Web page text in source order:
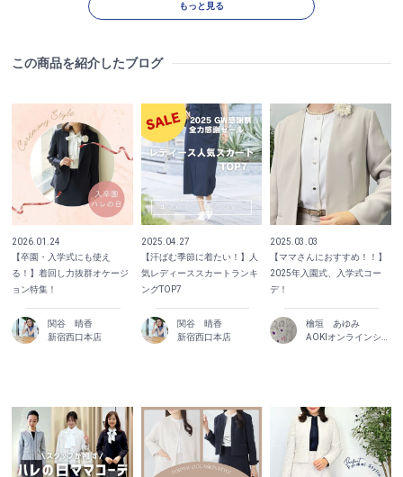
もっと見る
この商品を紹介したブログ
2026.01.24
【卒園・入学式にも使え
る！】着回し力抜群オケージ
ョン特集！
関谷 晴香
新宿西口本店
2025.04.27
【汗ばむ季節に着たい！】人
気レディーススカートランキ
ングTOP7
関谷 晴香
新宿西口本店
2025.03.03
【ママさんにおすすめ！！】
2025年入園式、入学式コー
デ！
檜垣 あゆみ